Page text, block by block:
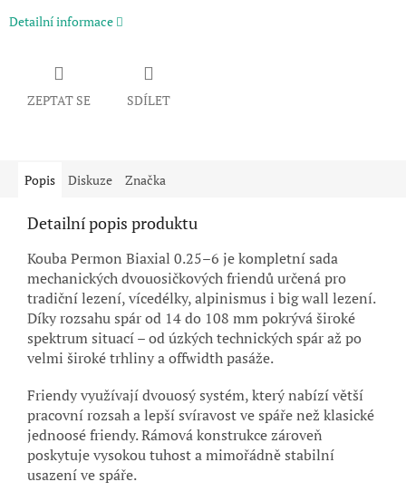
Detailní informace
ZEPTAT SE SDÍLET
Popis Diskuze Značka
Detailní popis produktu
Kouba Permon Biaxial 0.25–6 je kompletní sada
mechanických dvouosičkových friendů určená pro
tradiční lezení, vícedélky, alpinismus i big wall lezení.
Díky rozsahu spár od 14 do 108 mm pokrývá široké
spektrum situací – od úzkých technických spár až po
velmi široké trhliny a offwidth pasáže.
Friendy využívají dvouosý systém, který nabízí větší
pracovní rozsah a lepší svíravost ve spáře než klasické
jednoosé friendy. Rámová konstrukce zároveň
poskytuje vysokou tuhost a mimořádně stabilní
usazení ve spáře.